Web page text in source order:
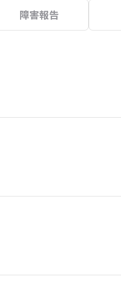
障害報告